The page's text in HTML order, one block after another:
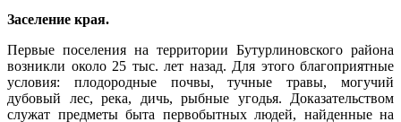
Заселение края.
Первые поселения на территории Бутурлиновского района
возникли около 25 тыс. лет назад. Для этого благоприятные
условия: плодородные почвы, тучные травы, могучий
дубовый лес, река, дичь, рыбные угодья. Доказательством
служат предметы быта первобытных людей, найденные на